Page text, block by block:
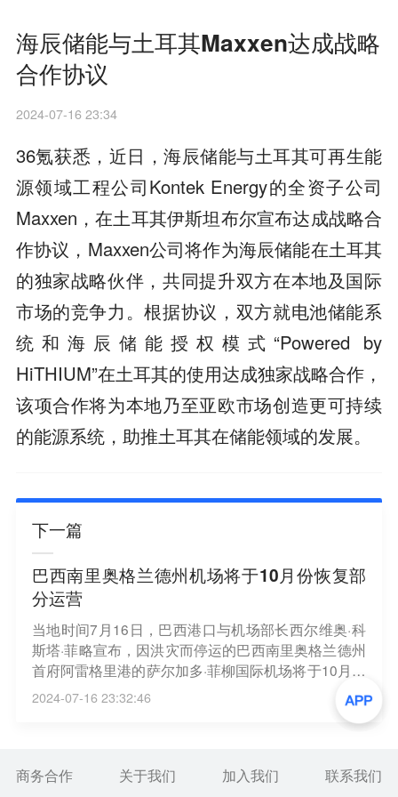
海辰储能与土耳其Maxxen达成战略
合作协议
2024-07-16 23:34
36氪获悉，近日，海辰储能与土耳其可再生能
源领域工程公司Kontek Energy的全资子公司
Maxxen，在土耳其伊斯坦布尔宣布达成战略合
作协议，Maxxen公司将作为海辰储能在土耳其
的独家战略伙伴，共同提升双方在本地及国际
市场的竞争力。根据协议，双方就电池储能系
统和海辰储能授权模式“Powered by
HiTHIUM”在土耳其的使用达成独家战略合作，
该项合作将为本地乃至亚欧市场创造更可持续
的能源系统，助推土耳其在储能领域的发展。
下一篇
巴西南里奥格兰德州机场将于10月份恢复部
分运营
当地时间7月16日，巴西港口与机场部长西尔维奥·科
斯塔·菲略宣布，因洪灾而停运的巴西南里奥格兰德州
首府阿雷格里港的萨尔加多·菲柳国际机场将于10月份
恢复部分运营，届时每日将有50个进出港航班。他表
示，可能要到年底才能全面恢复机场的正常运营。
2024-07-16 23:32:46
商务合作 关于我们 加入我们 联系我们